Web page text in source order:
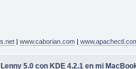
| www.caborian.com|
5.0 con KDE 4.2.1 en mi